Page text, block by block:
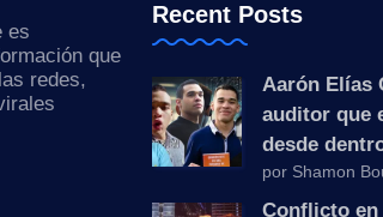
es
que
redes,
Recent Posts
Aarón Elías
auditor que
desde
por Shamon
Conflicto en